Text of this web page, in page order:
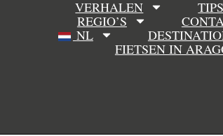
VERHALEN
TIPS
REGIO’S
NL
FIETSEN IN